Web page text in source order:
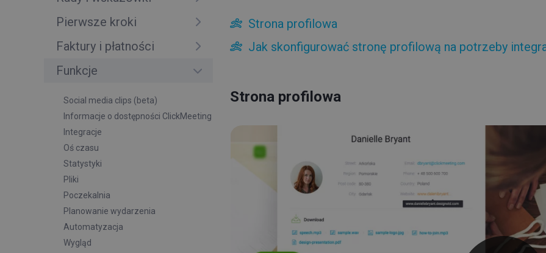
Pierwsze kroki
Faktury i płatności
Funkcje
Social media clips (beta)
Informacje o dostępności ClickMeeting
Integracje
Oś czasu
Statystyki
Pliki
Poczekalnia
Planowanie wydarzenia
Automatyzacja
Wygląd
Strona profilowa
Jak skonfigurować stronę profilową na potrzeby
Strona profilowa